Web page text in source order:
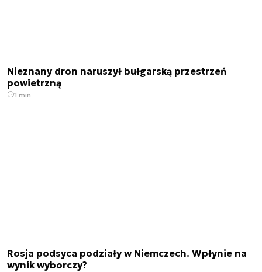
Nieznany dron naruszył bułgarską przestrzeń
powietrzną
1 min.
Rosja podsyca podziały w Niemczech. Wpłynie na
wynik wyborczy?